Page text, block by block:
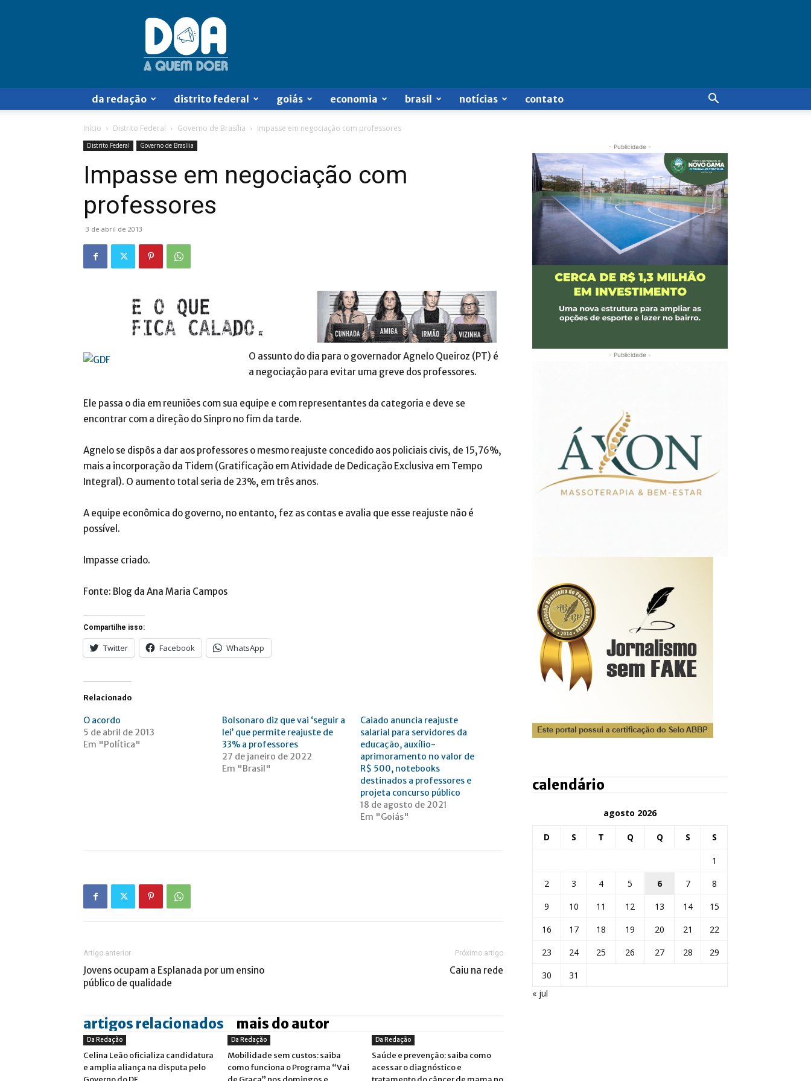
Doa
a
Quem
Doer
da redação distrito federal goiás economia brasil notícias contato
Início Distrito Federal Governo de Brasília Impasse em negociação com professores
Distrito Federal Governo de Brasília
Impasse em negociação com
professores
3 de abril de 2013
O assunto do dia para o governador Agnelo Queiroz (PT) é
a negociação para evitar uma greve dos professores.
Ele passa o dia em reuniões com sua equipe e com representantes da categoria e deve se
encontrar com a direção do Sinpro no fim da tarde.
Agnelo se dispôs a dar aos professores o mesmo reajuste concedido aos policiais civis, de 15,76%,
mais a incorporação da Tidem (Gratificação em Atividade de Dedicação Exclusiva em Tempo
Integral). O aumento total seria de 23%, em três anos.
A equipe econômica do governo, no entanto, fez as contas e avalia que esse reajuste não é
possível.
Impasse criado.
Fonte: Blog da Ana Maria Campos
Compartilhe isso:
Twitter Facebook WhatsApp
Relacionado
O acordo
5 de abril de 2013
Em "Política"
Bolsonaro diz que vai ‘seguir a
lei’ que permite reajuste de
33% a professores
27 de janeiro de 2022
Em "Brasil"
Caiado anuncia reajuste
salarial para servidores da
educação, auxílio-
aprimoramento no valor de
R$ 500, notebooks
destinados a professores e
projeta concurso público
18 de agosto de 2021
Em "Goiás"
Artigo anterior
Jovens ocupam a Esplanada por um ensino
público de qualidade
Próximo artigo
Caiu na rede
artigos relacionados mais do autor
Da Redação
Celina Leão oficializa candidatura
e amplia aliança na disputa pelo
Da Redação
Mobilidade sem custos: saiba
como funciona o Programa “Vai
Da Redação
Saúde e prevenção: saiba como
acessar o diagnóstico e
- Publicidade -
- Publicidade -
calendário
agosto 2026
D S T Q Q S S
1
2
3 4 5 6 7
8
9
10 11 12 13 14
15
16
17 18 19 20 21
22
23
24 25 26 27 28
29
30
31
« jul